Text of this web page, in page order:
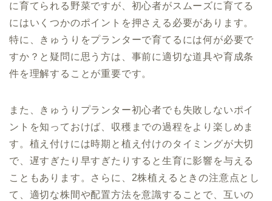
に育てられる野菜ですが、初心者がスムーズに育てる
にはいくつかのポイントを押さえる必要があります。
特に、きゅうりをプランターで育てるには何が必要で
すか？と疑問に思う方は、事前に適切な道具や育成条
件を理解することが重要です。
また、きゅうりプランター初心者でも失敗しないポイ
ントを知っておけば、収穫までの過程をより楽しめま
す。植え付けには時期と植え付けのタイミングが大切
で、遅すぎたり早すぎたりすると生育に影響を与える
こともあります。さらに、2株植えるときの注意点とし
て、適切な株間や配置方法を意識することで、互いの